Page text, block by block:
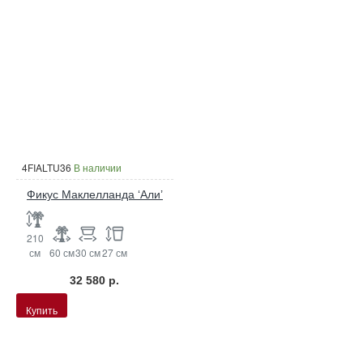
4FIALTU36 В наличии
Фикус Маклелланда ‘Али’
210
см
60 см30 см27 см
32 580 р.
Купить